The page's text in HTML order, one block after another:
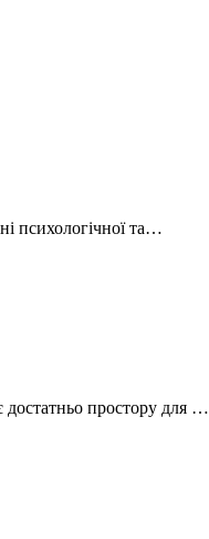
психологічної та…
достатньо простору для …